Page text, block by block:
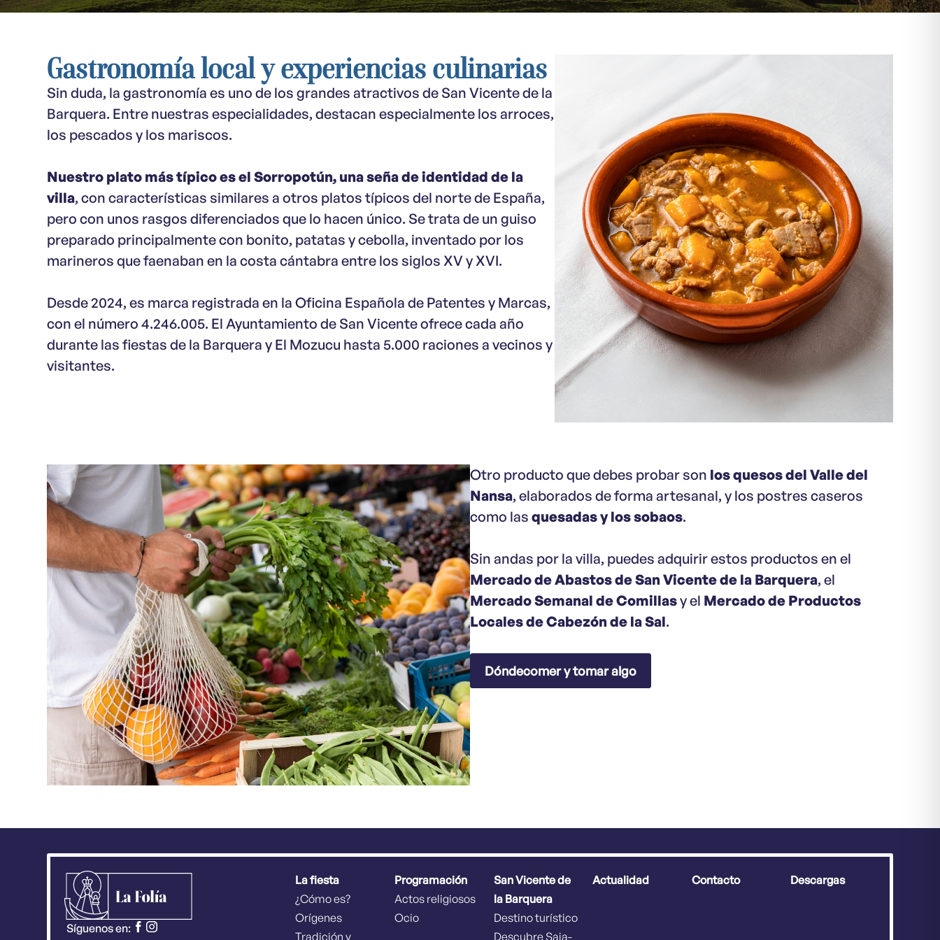
Gastronomía local y experiencias culinarias
Sin duda, la gastronomía es uno de los grandes atractivos de San Vicente de la
Barquera. Entre nuestras especialidades, destacan especialmente los arroces,
los pescados y los mariscos.
Nuestro plato más típico es el Sorropotún, una seña de identidad de la
villa, con características similares a otros platos típicos del norte de España,
pero con unos rasgos diferenciados que lo hacen único. Se trata de un guiso
preparado principalmente con bonito, patatas y cebolla, inventado por los
marineros que faenaban en la costa cántabra entre los siglos XV y XVI.
Desde 2024, es marca registrada en la Oficina Española de Patentes y Marcas,
con el número 4.246.005. El Ayuntamiento de San Vicente ofrece cada año
durante las fiestas de la Barquera y El Mozucu hasta 5.000 raciones a vecinos y
visitantes.
Otro producto que debes probar son los quesos del Valle del
Nansa, elaborados de forma artesanal, y los postres caseros
como las quesadas y los sobaos.
Sin andas por la villa, puedes adquirir estos productos en el
Mercado de Abastos de San Vicente de la Barquera, el
Mercado Semanal de Comillasy el Mercado de Productos
Locales de Cabezón de la Sal.
Dóndecomer y tomar algo
Síguenos en:
La fiesta
¿Cómo es?
Orígenes
Tradición y
Programación
Actos religiosos
Ocio
San Vicente de
la Barquera
Destino turístico
Descubre Saja-
Actualidad Contacto Descargas